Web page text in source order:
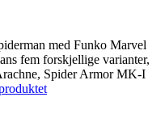
med Funko Marvel
fem forskjellige varianter,
Spider Armor MK-I